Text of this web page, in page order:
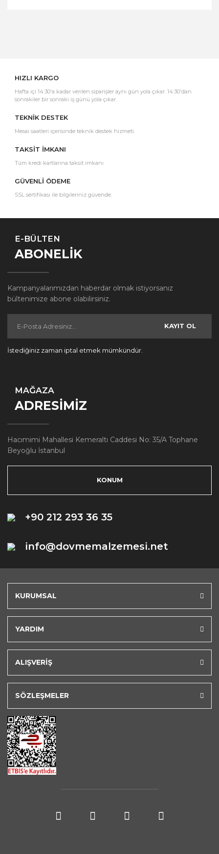
HIZLI KARGO
Hafta içi 14:30'a kadar verilen siparişler aynı gün yola çıkar. 14:30'dan
sonrakiler bir sonraki iş günü yola çıkar.
TEKNİK DESTEK
Mesai saatleri içerisinde teknik destek hizmeti
TAKSİT İMKANI
Tüm kredi kartlarına taksit imkanı
GÜVENLİ ÖDEME
SSL sertifikası ile bilgileriniz güvende.
E-BÜLTEN
ABONELİK
Kampanyalarımızdan haberdar olmak istiyorsanız
bültenimize abone olabilirsiniz.
KAYIT OL
İstediğiniz zaman iptal etmek mümkündür.
MAĞAZA
ADRESİMİZ
Hacımimi Mahallesi Kemeraltı Caddesi No: 35/A Tophane
Beyoğlu İstanbul
KONUM
+90 212 293 36 35
info@dovmemalzemesi.net
KURUMSAL
YARDIM
ALIŞVERİŞ
SÖZLEŞMELER